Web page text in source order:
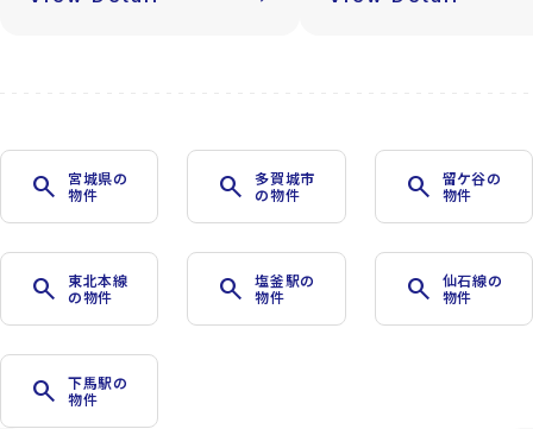
search
宮城県の
物件
search
多賀城市
の物件
search
留ケ谷の
物件
search
東北本線
の物件
search
塩釜駅の
物件
search
仙石線の
物件
search
下馬駅の
物件